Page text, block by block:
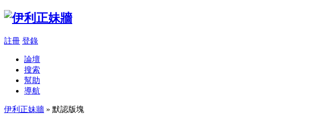
註冊 登錄
論壇
搜索
幫助
導航
伊利正妹牆 » 默認版塊